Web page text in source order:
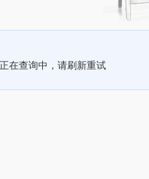
正在查询中，请刷新重试